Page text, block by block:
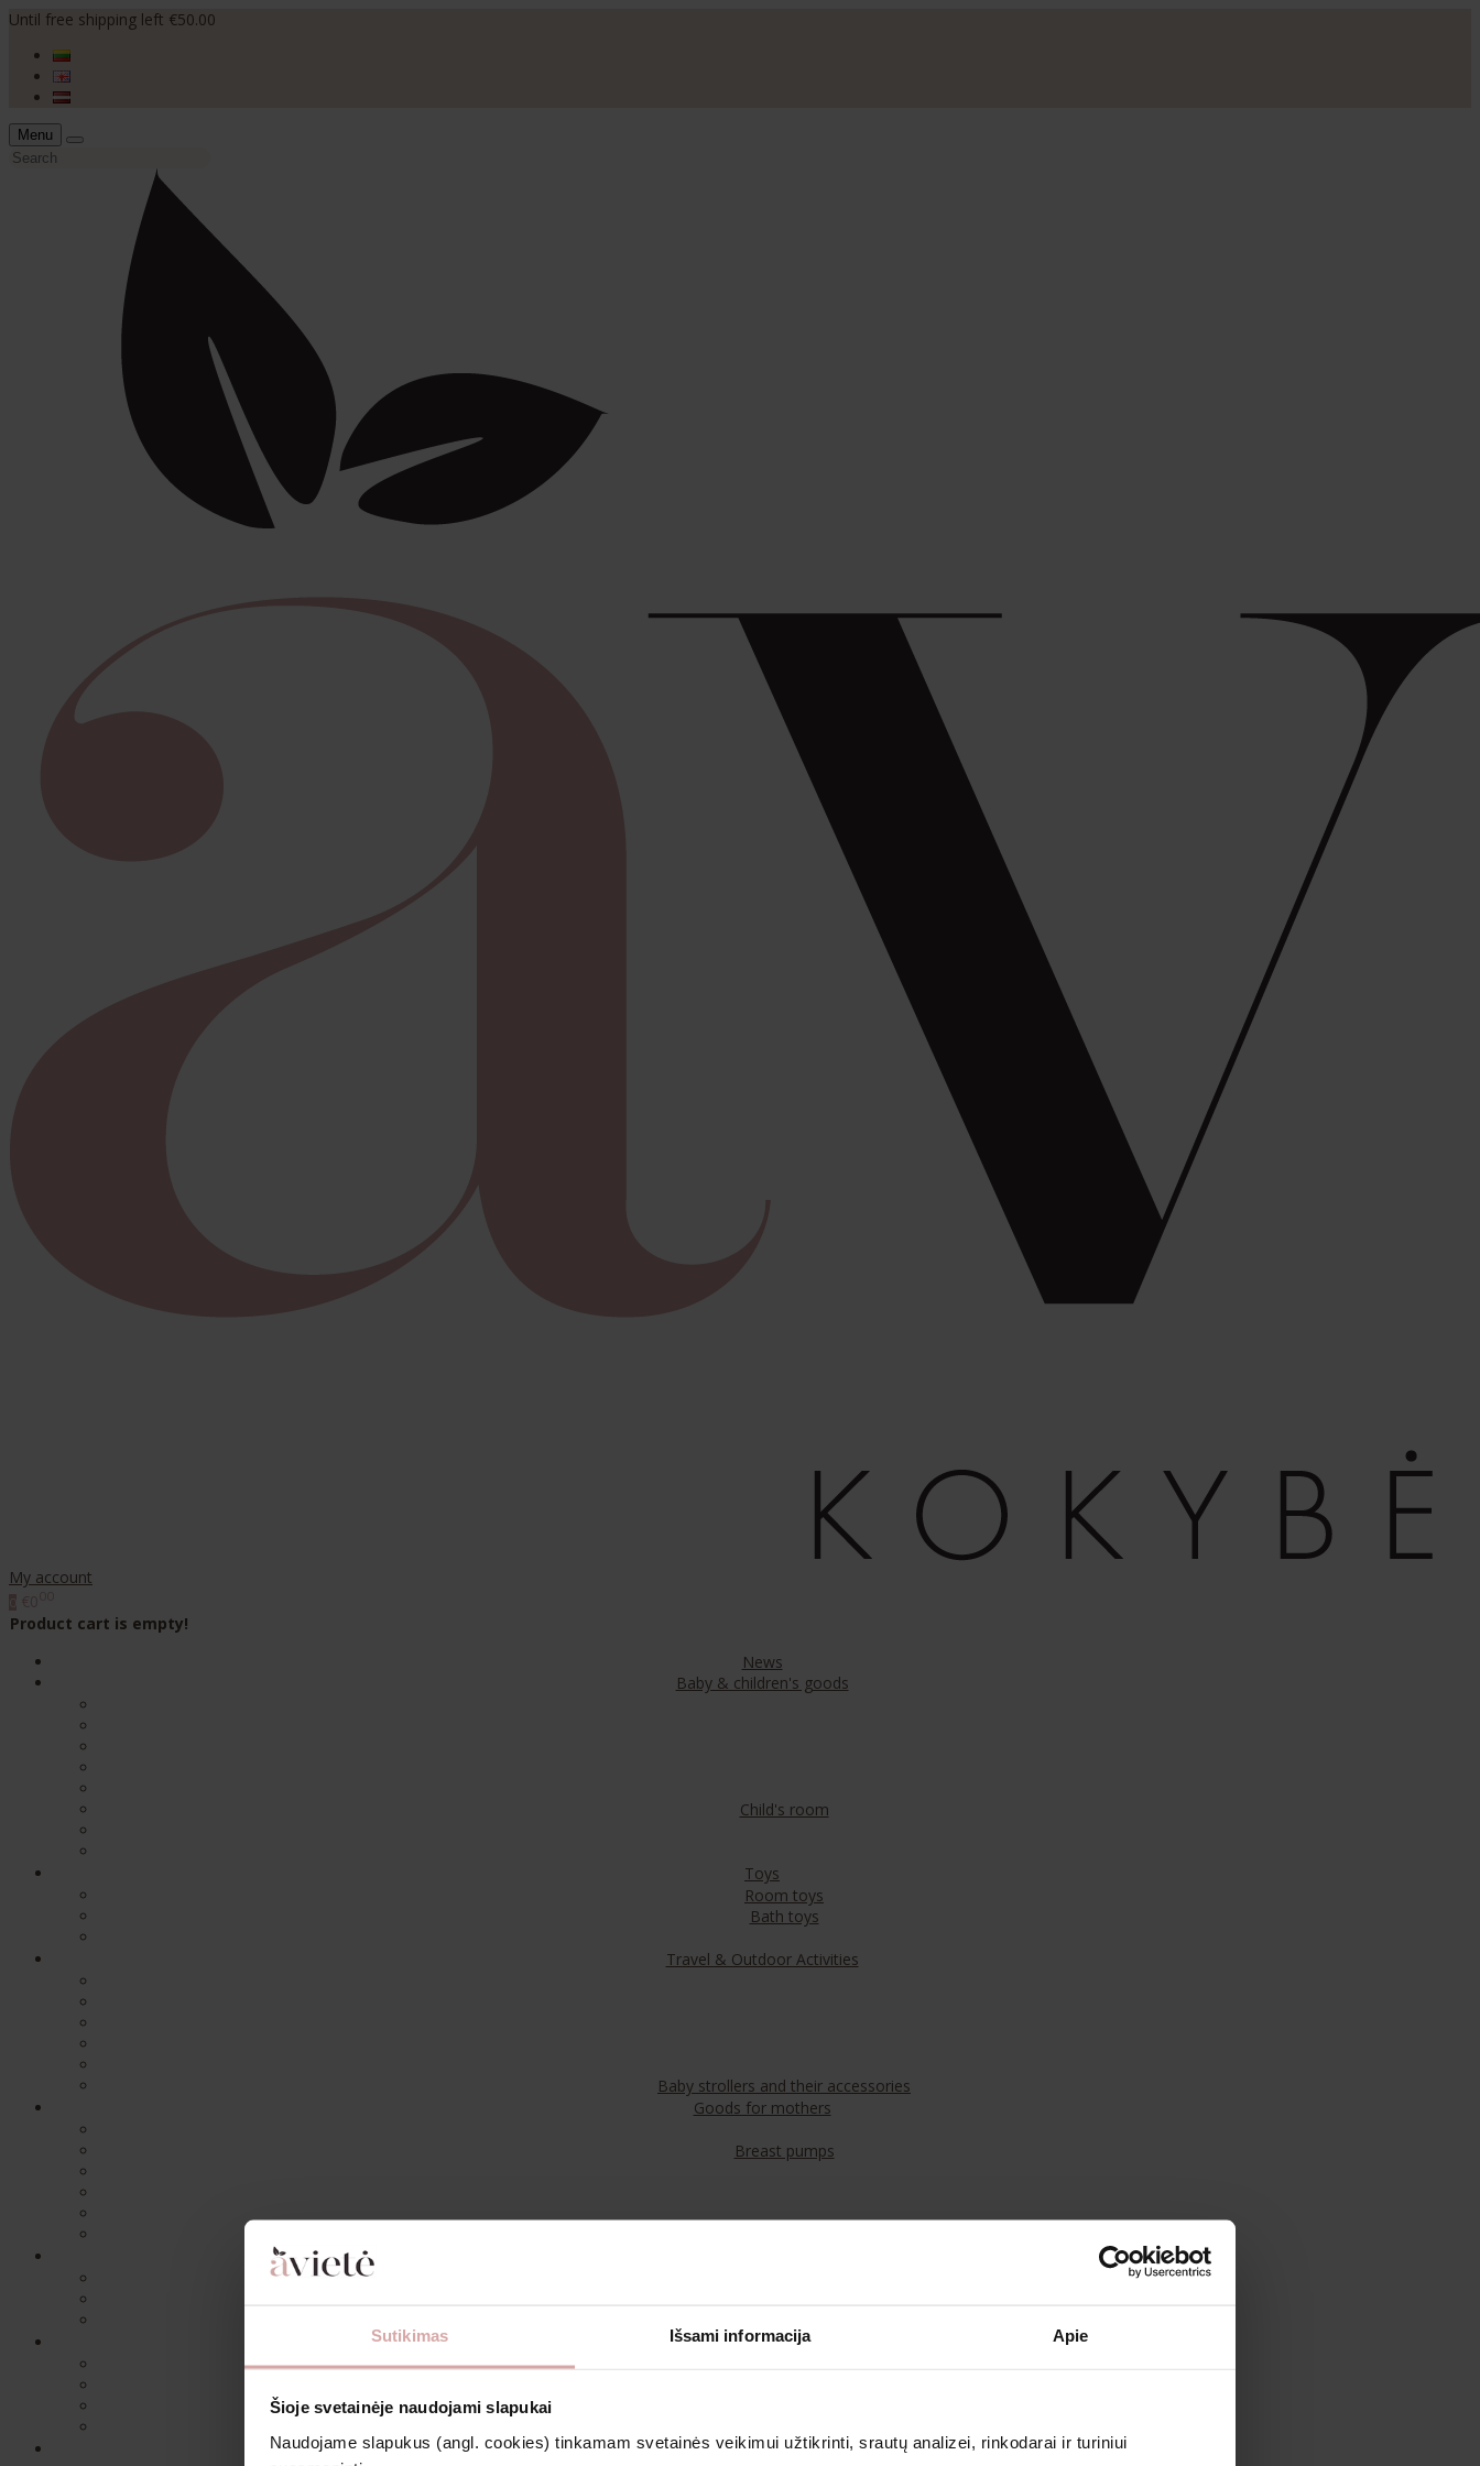
Sutikimas Išsami informacija Apie
Šioje svetainėje naudojami slapukai
Naudojame slapukus (angl. cookies) tinkamam svetainės veikimui užtikrinti, srautų analizei, rinkodarai ir turiniui
Until free shipping left €50.00
Menu
My account
Product cart is empty!
News
Baby & children's goods
Child's room
Toys
Room toys
Bath toys
Travel & Outdoor Activities
Baby strollers and their accessories
Goods for mothers
Breast pumps
Cosmetics & Aromatherapy
Clothing